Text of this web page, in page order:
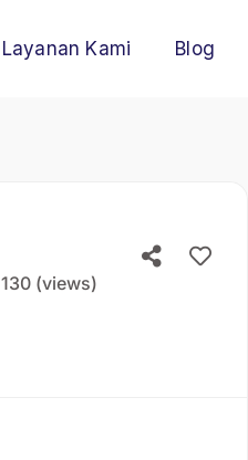
Layanan Kami Blog
130 (views)